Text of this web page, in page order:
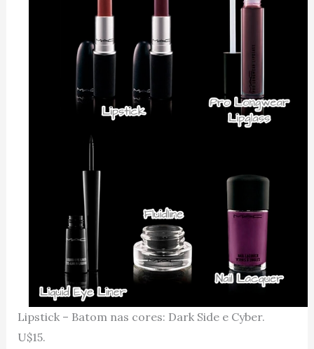
Lipstick – Batom nas cores: Dark Side e Cyber.
U$15.